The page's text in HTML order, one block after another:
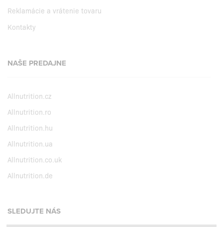
Reklamácie a vrátenie tovaru
Kontakty
NAŠE PREDAJNE
Allnutrition.cz
Allnutrition.ro
Allnutrition.hu
Allnutrition.ua
Allnutrition.co.uk
Allnutrition.de
SLEDUJTE NÁS